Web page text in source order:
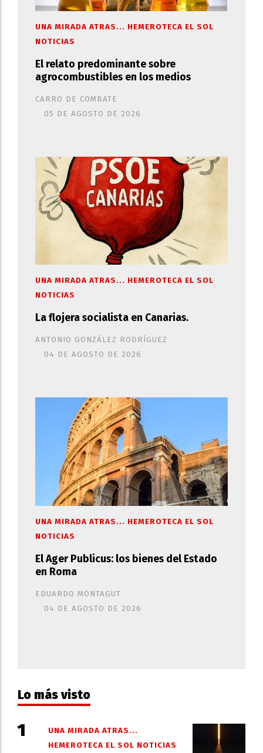
El relato predominante sobre
agrocombustibles en los medios
CARRO DE COMBATE
UNA MIRADA ATRAS... HEMEROTECA EL SOL
NOTICIAS
05 DE AGOSTO DE 2026
La flojera socialista en Canarias.
ANTONIO GONZÁLEZ RODRÍGUEZ
UNA MIRADA ATRAS... HEMEROTECA EL SOL
NOTICIAS
04 DE AGOSTO DE 2026
El Ager Publicus: los bienes del Estado
en Roma
EDUARDO MONTAGUT
UNA MIRADA ATRAS... HEMEROTECA EL SOL
NOTICIAS
04 DE AGOSTO DE 2026
Lo más visto
UNA MIRADA ATRAS...
HEMEROTECA EL SOL NOTICIAS